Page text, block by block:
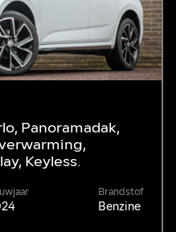
Panoramadak,
Keyless.
Brandstof
Benzine